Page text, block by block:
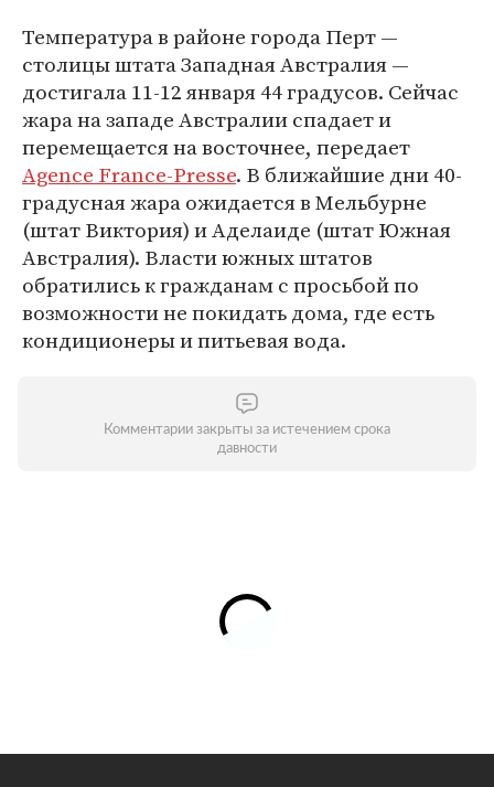
Температура в районе города Перт —
столицы штата Западная Австралия —
достигала 11-12 января 44 градусов. Сейчас
жара на западе Австралии спадает и
перемещается на восточнее, передает
Agence France-Presse. В ближайшие дни 40-
градусная жара ожидается в Мельбурне
(штат Виктория) и Аделаиде (штат Южная
Австралия). Власти южных штатов
обратились к гражданам с просьбой по
возможности не покидать дома, где есть
кондиционеры и питьевая вода.
Комментарии закрыты за истечением срока
давности